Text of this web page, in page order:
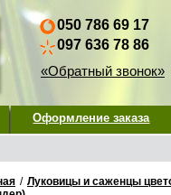
050 786 69 17
097 636 78 86
«Обратный звонок»
Оформление заказа
/ Луковицы и саженцы